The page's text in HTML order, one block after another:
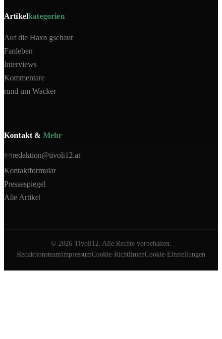
Artikelkategorien
Auf die Haxn gschaut
Fanleben
Interviews
Kommentare
rund um Wacker
Kontakt & Mehr
redaktion@tivoli12.at
Kontaktformular
Pressespiegel
Alle Artikel
© 2026Tivoli12. Alle Rechte vorbehalten.
RedaktionsteamImpressumCookie-RichtlinienCookie-Einstellungen